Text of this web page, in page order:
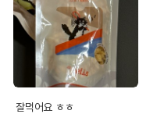
잘먹어요 ㅎㅎ